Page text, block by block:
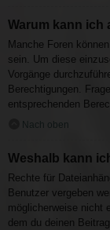
Warum kann ich
Manche Foren
sein. Um diese
Vorgänge
Berechtigungen.
entsprechenden
Nach oben
Weshalb kann
Rechte für
Benutzer vergeben
möglicherweise nicht
dem du deinen